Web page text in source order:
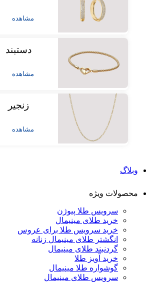
مشاهده
دستبند
مشاهده
زنجیر
مشاهده
وبلاگ
محصولات ویژه
سرویس طلا پیوژن
خرید طلای مینیمال
خرید سرویس طلا برای عروس
انگشتر طلای مینیمال زنانه
گردنبند طلای مینیمال
خرید آویز طلا
گوشواره طلا مینیمال
سرویس طلای مینیمال